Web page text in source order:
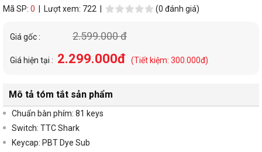
Mã SP: 0 | Lượt xem: 722 | (0 đánh giá)
Giá gốc : 2.599.000 đ
Giá hiện tại : 2.299.000đ (Tiết kiệm: 300.000đ)
Mô tả tóm tắt sản phẩm
Chuẩn bàn phím: 81 keys
Switch: TTC Shark
Keycap: PBT Dye Sub